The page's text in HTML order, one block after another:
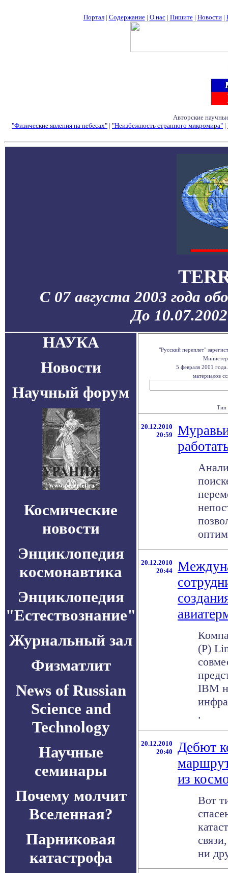
Портал| Содержание| О нас| Пишите| Новости|
Авторские
"Физические явления на небесах" | "Неизбежность странного микромира" |
С 07 августа 2003 года
До
НАУКА
Новости
Научный форум
Космические
новости
Энциклопедия
космонавтика
Энциклопедия
"Естествознание"
Журнальный зал
Физматлит
News of Russian
Science and
Technology
Научные
семинары
Почему молчит
Вселенная?
Парниковая
катастрофа
"Русский переплет"
5 февраля 2001
материалов
Тип
20.12.2010
20:59
20.12.2010
20:44
(P)
IBM
.
20.12.2010
20:40
Дебют
из
Вот
ни